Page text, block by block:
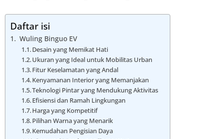
Daftar isi
Wuling Binguo EV
Desain yang Memikat Hati
Ukuran yang Ideal untuk Mobilitas Urban
Fitur Keselamatan yang Andal
Kenyamanan Interior yang Memanjakan
Teknologi Pintar yang Mendukung Aktivitas
Efisiensi dan Ramah Lingkungan
Harga yang Kompetitif
Pilihan Warna yang Menarik
Kemudahan Pengisian Daya